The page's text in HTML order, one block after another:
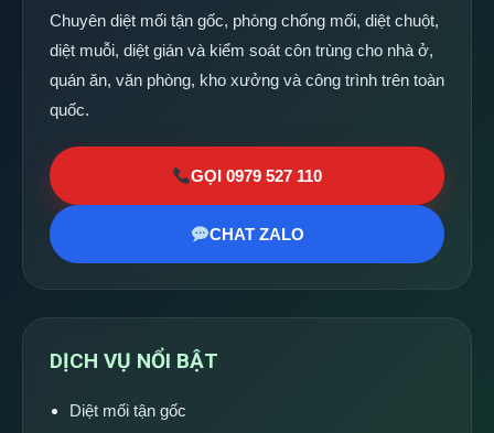
Chuyên diệt mối tận gốc, phòng chống mối, diệt chuột,
diệt muỗi, diệt gián và kiểm soát côn trùng cho nhà ở,
quán ăn, văn phòng, kho xưởng và công trình trên toàn
quốc.
GỌI 0979 527 110
CHAT ZALO
DỊCH VỤ NỔI BẬT
Diệt mối tận gốc